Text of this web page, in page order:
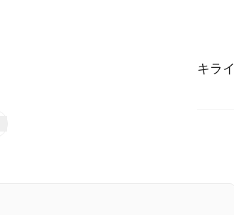
キライ